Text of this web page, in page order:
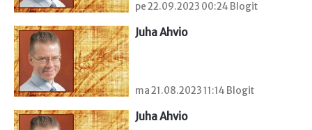
pe 22.09.2023 00:24 Blogit
Juha Ahvio
ma 21.08.2023 11:14 Blogit
Juha Ahvio